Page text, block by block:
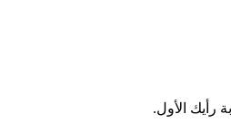
رأيك الأول.